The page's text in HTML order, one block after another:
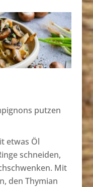
putzen
etwas Öl
schneiden,
Mit
den Thymian